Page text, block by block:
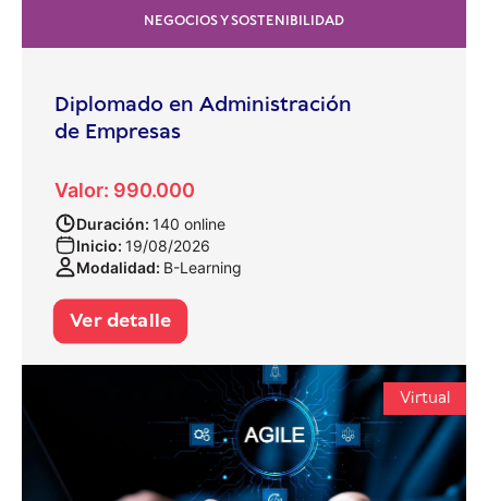
NEGOCIOS Y SOSTENIBILIDAD
Diplomado en Administración
de Empresas
Valor: 990.000
Duración: 140 online
Inicio: 19/08/2026
Modalidad: B-Learning
Ver detalle
Virtual